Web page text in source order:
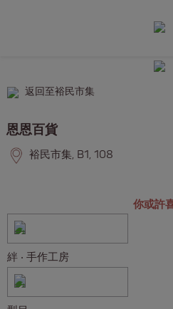
返回至裕民市集
恩恩百貨
裕民市集, B1, 108
你或許
絆 ‧ 手作工房